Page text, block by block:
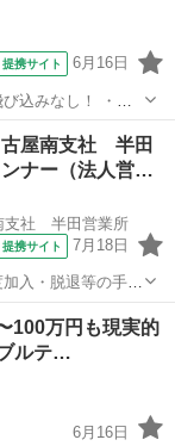
提携サイト 6月16日
込みなし！ ・頑
喜んでもらえる提
屋南支社 半田
ナー（法人営…
支社 半田営業所
提携サイト 7月18日
入・脱退等の手続
ある法人企業様へ
メイン。個人宅訪
100万円も現実的
ルテ…
6月16日